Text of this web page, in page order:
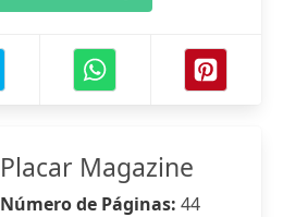
Placar Magazine
Número de Páginas: 44